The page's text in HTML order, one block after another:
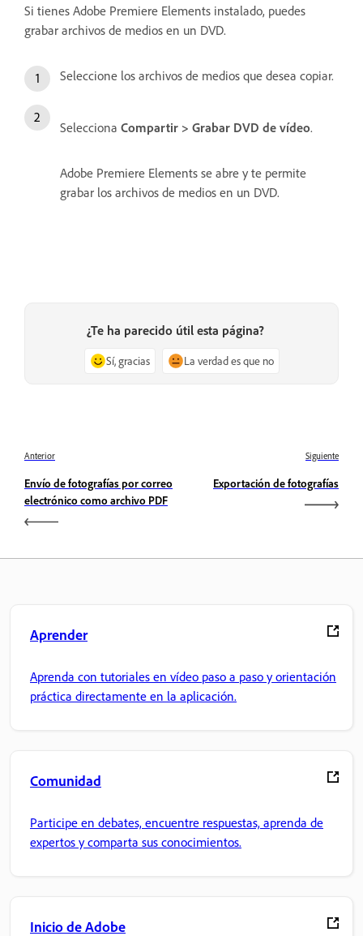
Si tienes Adobe Premiere Elements instalado, puedes
grabar archivos de medios en un DVD.
Seleccione los archivos de medios que desea copiar.
Selecciona Compartir > Grabar DVD de vídeo.
Adobe Premiere Elements se abre y te permite
grabar los archivos de medios en un DVD.
¿Te ha parecido útil esta página?
Sí, gracias La verdad es que no
Anterior
Envío de fotografías por correo
electrónico como archivo PDF
Siguiente
Exportación de fotografías
Aprender
Aprenda con tutoriales en vídeo paso a paso y orientación
práctica directamente en la aplicación.
Comunidad
Participe en debates, encuentre respuestas, aprenda de
expertos y comparta sus conocimientos.
Inicio de Adobe